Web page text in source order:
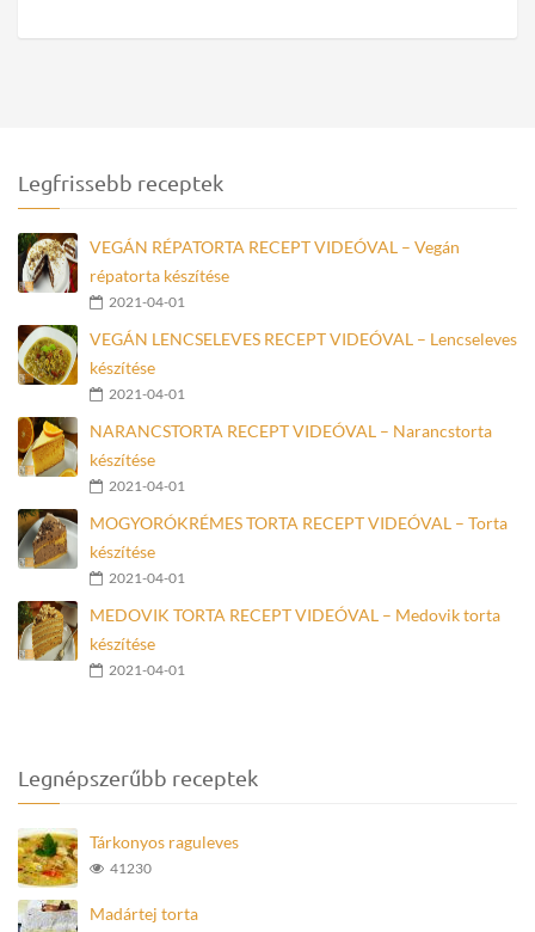
Legfrissebb receptek
VEGÁN RÉPATORTA RECEPT VIDEÓVAL – Vegán
répatorta készítése
2021-04-01
VEGÁN LENCSELEVES RECEPT VIDEÓVAL – Lencseleves
készítése
2021-04-01
NARANCSTORTA RECEPT VIDEÓVAL – Narancstorta
készítése
2021-04-01
MOGYORÓKRÉMES TORTA RECEPT VIDEÓVAL – Torta
készítése
2021-04-01
MEDOVIK TORTA RECEPT VIDEÓVAL – Medovik torta
készítése
2021-04-01
Legnépszerűbb receptek
Tárkonyos raguleves
41230
Madártej torta